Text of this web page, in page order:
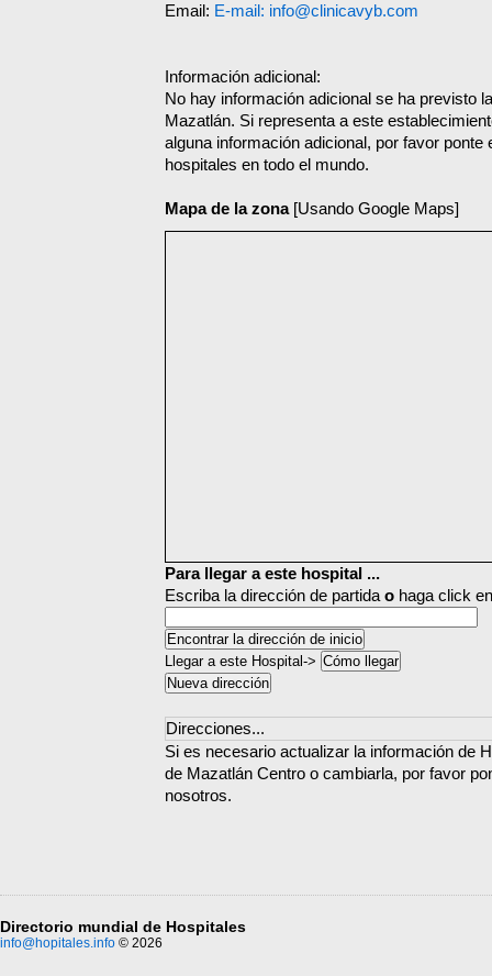
Email: E-mail: info@clinicavyb.com
Información adicional:
No hay información adicional se ha previsto
Mazatlán. Si representa a este
alguna información adicional, por favor ponte
hospitales en todo el mundo.
Mapa de la zona[Usando Google Maps]
Para llegar a este hospital ...
Escriba la dirección de partida o haga click
Llegar a este Hospital->
Direcciones...
Si es necesario actualizar la información de
de Mazatlán Centro o cambiarla, por favor
nosotros.
Directorio mundial de Hospitales
info@hopitales.info © 2026